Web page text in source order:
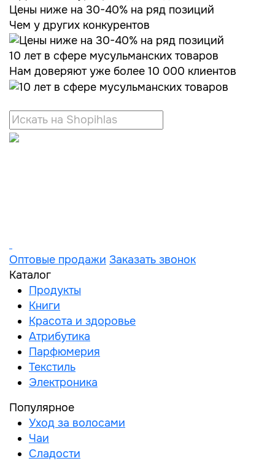
Цены ниже на 30-40% на ряд позиций
Чем у других конкурентов
10 лет в сфере мусульманских товаров
Нам доверяют уже более 10 000 клиентов
Оптовые продажи Заказать звонок
Каталог
Продукты
Книги
Красота и здоровье
Атрибутика
Парфюмерия
Текстиль
Электроника
Популярное
Уход за волосами
Чаи
Сладости